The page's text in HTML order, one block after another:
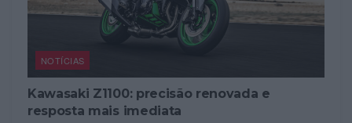
NOTÍCIAS
Kawasaki Z1100: precisão renovada e
resposta mais imediata